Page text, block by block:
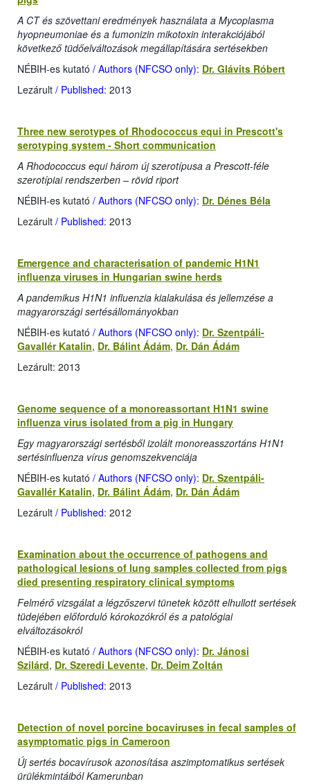
A CT és szövettani eredmények használata a Mycoplasma
hyopneumoniae és a fumonizin mikotoxin interakciójából
következő tüdőelváltozások megállapítására sertésekben
NÉBIH-es kutató / Authors (NFCSO only): Dr. Glávits Róbert
Lezárult / Published: 2013
Three new serotypes of Rhodococcus equi in Prescott's
serotyping system - Short communication
A Rhodococcus equi három új szerotípusa a Prescott-féle
szerotípiai rendszerben – rövid riport
NÉBIH-es kutató / Authors (NFCSO only): Dr. Dénes Béla
Lezárult / Published: 2013
Emergence and characterisation of pandemic H1N1
influenza viruses in Hungarian swine herds
A pandemikus H1N1 influenzia kialakulása és jellemzése a
magyarországi sertésállományokban
NÉBIH-es kutató / Authors (NFCSO only): Dr. Szentpáli-
Gavallér Katalin, Dr. Bálint Ádám, Dr. Dán Ádám
Lezárult: 2013
Genome sequence of a monoreassortant H1N1 swine
influenza virus isolated from a pig in Hungary
Egy magyarországi sertésből izolált monoreasszortáns H1N1
sertésinfluenza vírus genomszekvenciája
NÉBIH-es kutató / Authors (NFCSO only): Dr. Szentpáli-
Gavallér Katalin, Dr. Bálint Ádám, Dr. Dán Ádám
Lezárult / Published: 2012
Examination about the occurrence of pathogens and
pathological lesions of lung samples collected from pigs
died presenting respiratory clinical symptoms
Felmérő vizsgálat a légzőszervi tünetek között elhullott sertések
tüdejében előforduló kórokozókról és a patológiai
elváltozásokról
NÉBIH-es kutató / Authors (NFCSO only): Dr. Jánosi
Szilárd, Dr. Szeredi Levente, Dr. Deim Zoltán
Lezárult / Published: 2013
Detection of novel porcine bocaviruses in fecal samples of
asymptomatic pigs in Cameroon
Új sertés bocavírusok azonosítása aszimptomatikus sertések
ürülékmintáiból Kamerunban